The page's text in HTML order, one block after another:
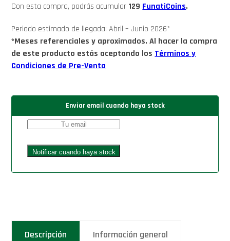
Con esta compra, podrás acumular 129 FunatiCoins.
Periodo estimado de llegada: Abril – Junio 2026*
*Meses referenciales y aproximados. Al hacer la compra
de este producto estás aceptando los Términos y
Condiciones de Pre-Venta
Enviar email cuando haya stock
Descripción Información general